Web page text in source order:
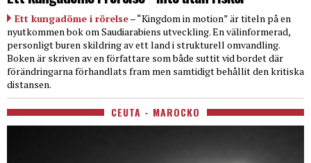
Ett kungadöme i rörelse– “Kingdom in motion” är titeln på en
nyutkommen bok om Saudiarabiens utveckling. En välinformerad,
personligt buren skildring av ett land i strukturell omvandling.
Boken är skriven av en författare som både suttit vid bordet där
förändringarna förhandlats fram men samtidigt behållit den kritiska
distansen.
CEUTA - MAROCKO